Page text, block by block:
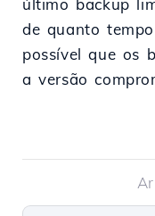
último backup
de quanto
possível que os
a versão